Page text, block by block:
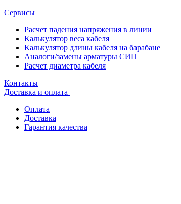
Сервисы
Расчет падения напряжения в линии
Калькулятор веса кабеля
Калькулятор длины кабеля на барабане
Аналоги/замены арматуры СИП
Расчет диаметра кабеля
Контакты
Доставка и оплата
Оплата
Доставка
Гарантия качества